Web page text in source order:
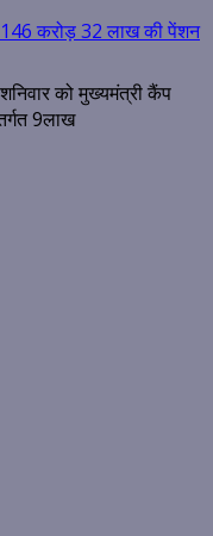
146 करोड़ 32 लाख की पेंशन
को मुख्यमंत्री कैंप
9लाख